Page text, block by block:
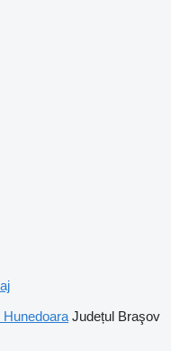
Hunedoara Județul Braşov